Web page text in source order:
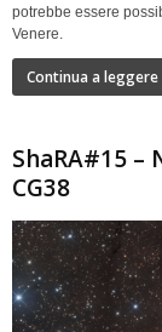
potrebbe essere
Venere.
Continua a leggere
ShaRA#15 –
CG38